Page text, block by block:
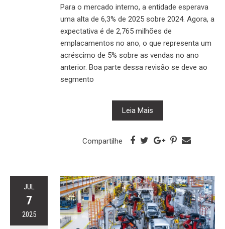
Para o mercado interno, a entidade esperava
uma alta de 6,3% de 2025 sobre 2024. Agora, a
expectativa é de 2,765 milhões de
emplacamentos no ano, o que representa um
acréscimo de 5% sobre as vendas no ano
anterior. Boa parte dessa revisão se deve ao
segmento
Leia Mais
Compartilhe
JUL
7
2025